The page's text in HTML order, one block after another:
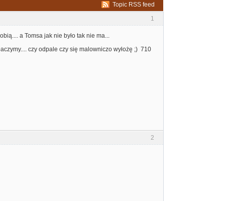
Topic RSS feed
1
a Tomsa jak nie było tak nie ma...
czy odpale czy się malowniczo wyłożę ;) 710
2